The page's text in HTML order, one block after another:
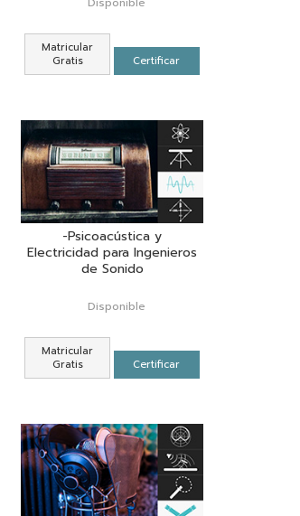
Matricular
Gratis
Certificar
-Psicoacústica y
Electricidad para Ingenieros
de Sonido
Disponible
Matricular
Gratis
Certificar